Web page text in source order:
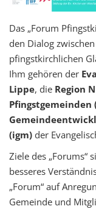
Das „Forum
den Dialog
pfingstkirchlichen
Ihm gehören der
Lippe, die Region
Pfingstgemeinden
(igm) der
Ziele des „Forums“
besseres
„Forum“ auf
Gemeinde und